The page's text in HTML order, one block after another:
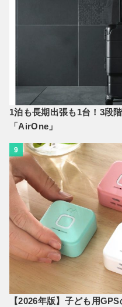
1泊も長期出張も1台！3段
「AirOne」
9
【2026年版】子ども用